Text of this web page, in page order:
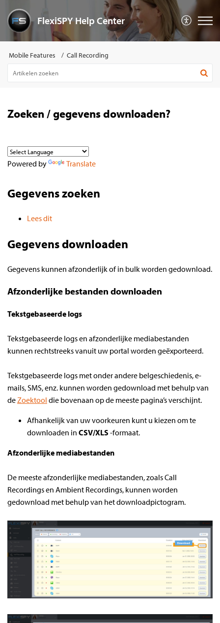
FlexiSPY Help Center
Mobile Features Call Recording
Zoeken / gegevens downloaden?
Powered by Translate
Gegevens zoeken
Lees dit
Gegevens downloaden
Gegevens kunnen afzonderlijk of in bulk worden gedownload.
Afzonderlijke bestanden downloaden
Tekstgebaseerde logs
Tekstgebaseerde logs en afzonderlijke mediabestanden
kunnen rechtstreeks vanuit uw portal worden geëxporteerd.
Tekstgebaseerde logs met onder andere belgeschiedenis, e-
mails, SMS, enz. kunnen worden gedownload met behulp van
deZoektool die bovenaan op de meeste pagina’s verschijnt.
Afhankelijk van uw voorkeuren kunt u kiezen om te
downloaden in CSV/XLS -formaat.
Afzonderlijke mediabestanden
De meeste afzonderlijke mediabestanden, zoals Call
Recordings en Ambient Recordings, kunnen worden
gedownload met behulp van het downloadpictogram.